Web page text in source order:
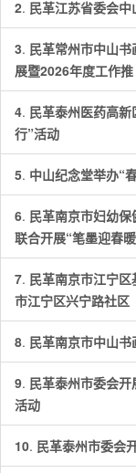
2. 民革江苏省委会
3. 民革常州市中山
展暨2026年度工作推
4. 民革泰州医药高
行”活动
5. 中山纪念堂举办“
6. 民革南京市妇幼
联合开展“笔墨迎春
7. 民革南京市江宁
市江宁区兴宁路社区
8. 民革南京市中山
9. 民革泰州市委会
活动
10. 民革泰州市委会